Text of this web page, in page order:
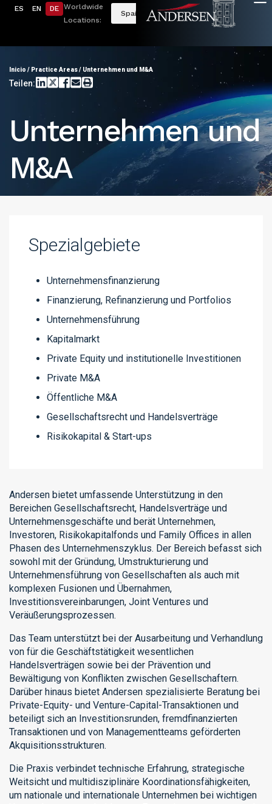
ES EN DE Worldwide
Locations:
Spain
Inicio / Practice Areas/ Unternehmen und M&A
Teilen:
Unternehmen und
M&A
Spezialgebiete
Unternehmensfinanzierung
Finanzierung, Refinanzierung und Portfolios
Unternehmensführung
Kapitalmarkt
Private Equity und institutionelle Investitionen
Private M&A
Öffentliche M&A
Gesellschaftsrecht und Handelsverträge
Risikokapital & Start-ups
Andersen bietet umfassende Unterstützung in den
Bereichen Gesellschaftsrecht, Handelsverträge und
Unternehmensgeschäfte und berät Unternehmen,
Investoren, Risikokapitalfonds und Family Offices in allen
Phasen des Unternehmenszyklus. Der Bereich befasst sich
sowohl mit der Gründung, Umstrukturierung und
Unternehmensführung von Gesellschaften als auch mit
komplexen Fusionen und Übernahmen,
Investitionsvereinbarungen, Joint Ventures und
Veräußerungsprozessen.
Das Team unterstützt bei der Ausarbeitung und Verhandlung
von für die Geschäftstätigkeit wesentlichen
Handelsverträgen sowie bei der Prävention und
Bewältigung von Konflikten zwischen Gesellschaftern.
Darüber hinaus bietet Andersen spezialisierte Beratung bei
Private-Equity- und Venture-Capital-Transaktionen und
beteiligt sich an Investitionsrunden, fremdfinanzierten
Transaktionen und von Managementteams geförderten
Akquisitionsstrukturen.
Die Praxis verbindet technische Erfahrung, strategische
Weitsicht und multidisziplinäre Koordinationsfähigkeiten,
um nationale und internationale Unternehmen bei wichtigen